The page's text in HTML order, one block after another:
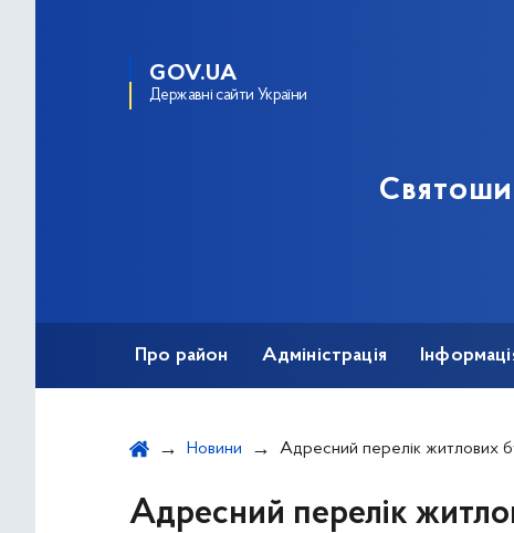
GOV.UA
Державні сайти України
Про район Адміністрація
Новини Адресний перелік житлових будинків, де у 2024 році заплановано встановити пандуси або
Адресний перелік